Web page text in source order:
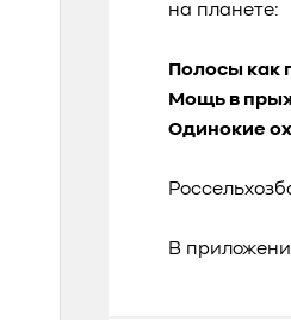
на планете:
Полосы как
Мощь в
Одинокие
В